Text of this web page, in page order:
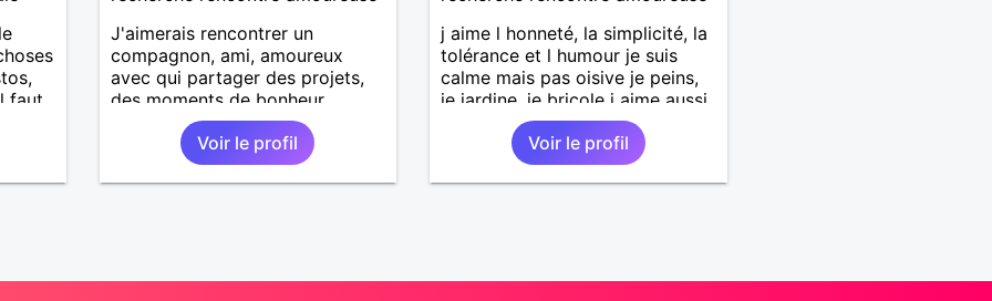
faut
J'aimerais rencontrer un
compagnon, ami, amoureux
avec qui partager des projets,
des moments de bonheur,
profiter de la vie.
Voir le profil
j aime l honneté, la simplicité, la
tolérance et l humour je suis
calme mais pas oisive je peins,
je jardine, je bricole j aime aussi
les soirées entre amis, la
musique et la lecture
Voir le profil